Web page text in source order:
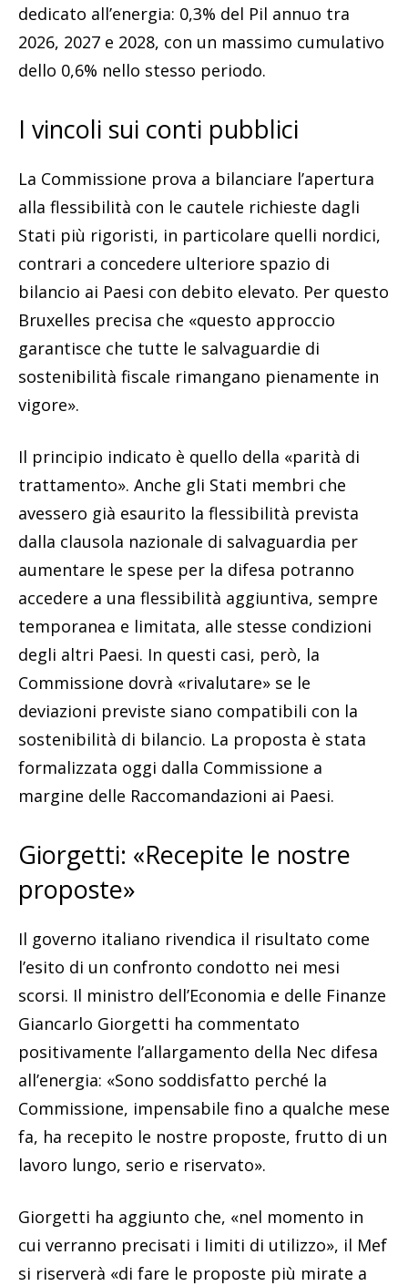
dedicato all’energia: 0,3% del Pil annuo tra
2026, 2027 e 2028, con un massimo cumulativo
dello 0,6% nello stesso periodo.
I vincoli sui conti pubblici
La Commissione prova a bilanciare l’apertura
alla flessibilità con le cautele richieste dagli
Stati più rigoristi, in particolare quelli nordici,
contrari a concedere ulteriore spazio di
bilancio ai Paesi con debito elevato. Per questo
Bruxelles precisa che «questo approccio
garantisce che tutte le salvaguardie di
sostenibilità fiscale rimangano pienamente in
vigore».
Il principio indicato è quello della «parità di
trattamento». Anche gli Stati membri che
avessero già esaurito la flessibilità prevista
dalla clausola nazionale di salvaguardia per
aumentare le spese per la difesa potranno
accedere a una flessibilità aggiuntiva, sempre
temporanea e limitata, alle stesse condizioni
degli altri Paesi. In questi casi, però, la
Commissione dovrà «rivalutare» se le
deviazioni previste siano compatibili con la
sostenibilità di bilancio. La proposta è stata
formalizzata oggi dalla Commissione a
margine delle Raccomandazioni ai Paesi.
Giorgetti: «Recepite le nostre
proposte»
Il governo italiano rivendica il risultato come
l’esito di un confronto condotto nei mesi
scorsi. Il ministro dell’Economia e delle Finanze
Giancarlo Giorgetti ha commentato
positivamente l’allargamento della Nec difesa
all’energia: «Sono soddisfatto perché la
Commissione, impensabile fino a qualche mese
fa, ha recepito le nostre proposte, frutto di un
lavoro lungo, serio e riservato».
Giorgetti ha aggiunto che, «nel momento in
cui verranno precisati i limiti di utilizzo», il Mef
si riserverà «di fare le proposte più mirate a